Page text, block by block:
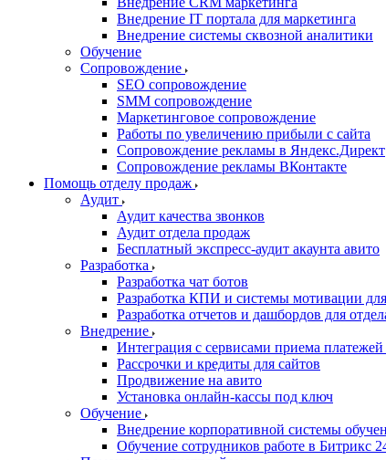
Внедрение IT портала для маркетинга
Внедрение системы сквозной аналитики
Обучение
Сопровождение
SEO сопровождение
SMM сопровождение
Маркетинговое сопровождение
Работы по увеличению прибыли с сайта
Сопровождение рекламы в Яндекс.Директ
Сопровождение рекламы ВКонтакте
Помощь отделу продаж
Аудит
Аудит качества звонков
Аудит отдела продаж
Бесплатный экспресс-аудит акаунта авито
Разработка
Разработка чат ботов
Разработка КПИ и системы мотивации
Разработка отчетов и дашбордов для
Внедрение
Интеграция с сервисами приема платежей
Рассрочки и кредиты для сайтов
Продвижение на авито
Установка онлайн-кассы под ключ
Обучение
Внедрение корпоративной системы
Обучение сотрудников работе в Битрикс